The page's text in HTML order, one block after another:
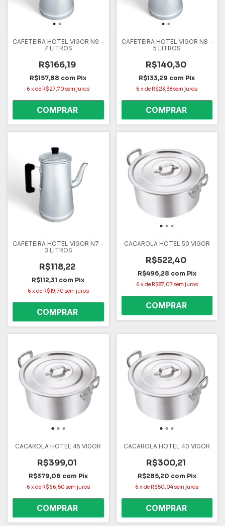
CAFETEIRA HOTEL VIGOR N9 -
7 LITROS
R$166,19
R$157,88 com Pix
6 xde R$27,70 sem juros
CAFETEIRA HOTEL VIGOR N8 -
5 LITROS
R$140,30
R$133,29 com Pix
6 xde R$23,38sem juros
CAFETEIRA HOTEL VIGOR N7 -
3 LITROS
R$118,22
R$112,31 com Pix
6 xde R$19,70 sem juros
CACAROLA HOTEL 50 VIGOR
R$522,40
R$496,28 com Pix
6 xde R$87,07 sem juros
CACAROLA HOTEL 45 VIGOR
R$399,01
R$379,06 com Pix
6 xde R$66,50 sem juros
CACAROLA HOTEL 40 VIGOR
R$300,21
R$285,20 com Pix
6 xde R$50,04sem juros